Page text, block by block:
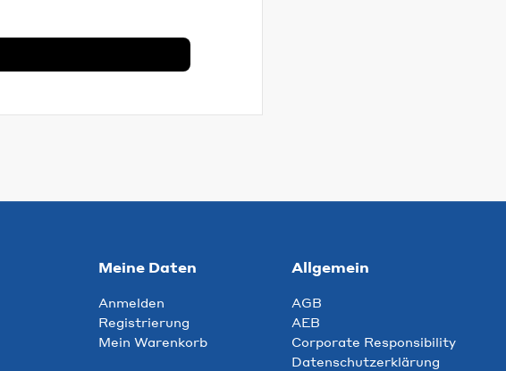
Meine Daten
Anmelden
Registrierung
Mein Warenkorb
Allgemein
AGB
AEB
Corporate Responsibility
Datenschutzerklärung